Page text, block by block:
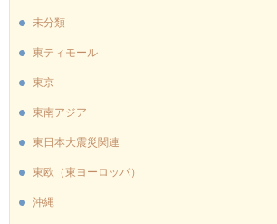
未分類
東ティモール
東京
東南アジア
東日本大震災関連
東欧（東ヨーロッパ）
沖縄